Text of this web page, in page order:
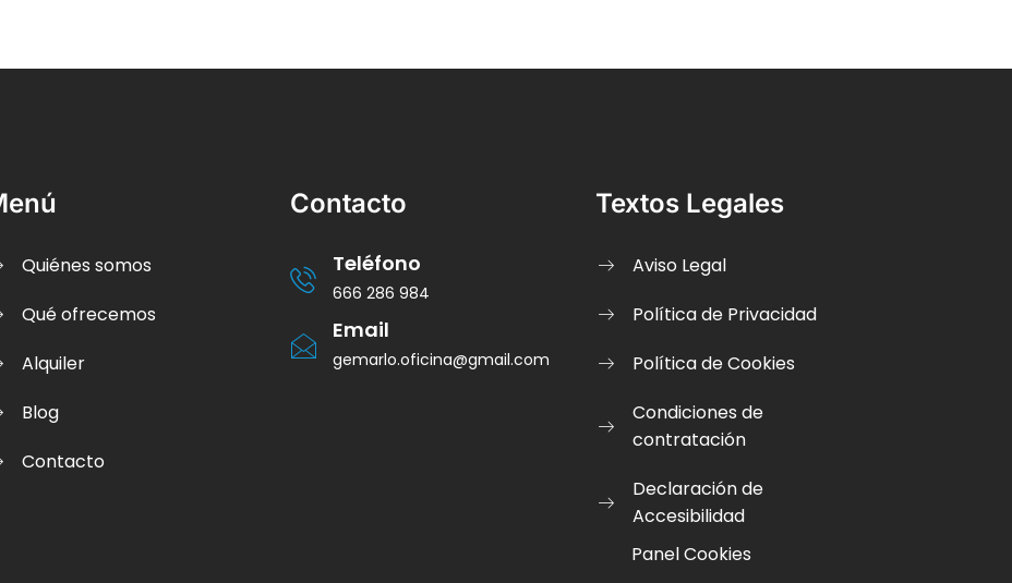
Quiénes somos
Qué ofrecemos
Alquiler
Blog
Contacto
Contacto
Teléfono
666 286 984
Email
gemarlo.oficina@gmail.com
Textos Legales
Aviso Legal
Política de Privacidad
Política de Cookies
Condiciones de
contratación
Declaración de
Accesibilidad
Panel Cookies